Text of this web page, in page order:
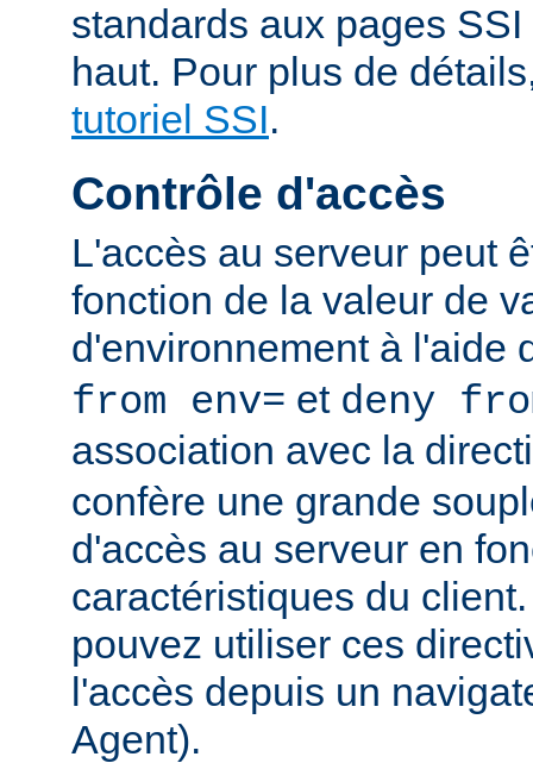
standards aux pages
haut. Pour plus de
tutoriel SSI.
Contrôle d'accès
L'accès au serveur peut
fonction de la valeur de
d'environnement à l'aide
from env= et deny
association avec la
confère une grande
d'accès au serveur en
caractéristiques du
pouvez utiliser ces
l'accès depuis un
Agent).